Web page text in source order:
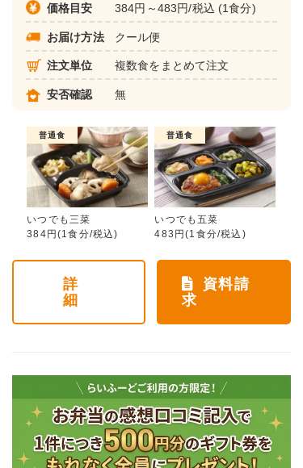
価格目安 384円～483円/税込 (1食分)
お届け方法 クール便
注文単位 複数食をまとめて注文
安否確認 無
普通食
いつでも三菜
384円(1食分/税込)
普通食
いつでも五菜
483円(1食分/税込)
詳
細
資料請
求